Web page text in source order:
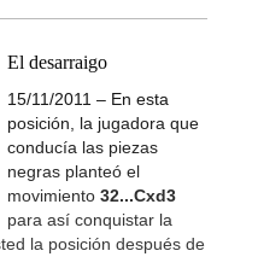
El desarraigo
15/11/2011 – En esta
posición, la jugadora que
conducía las piezas
negras planteó el
movimiento 32...Cxd3
para así conquistar la
la posición después de